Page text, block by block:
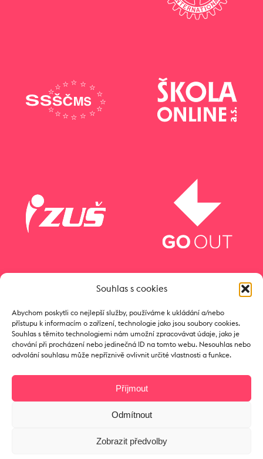
Souhlas s cookies
Abychom poskytli co nejlepší služby, používáme k ukládání a/nebo
přístupu k informacím o zařízení, technologie jako jsou soubory cookies.
Souhlas s těmito technologiemi nám umožní zpracovávat údaje, jako je
chování při procházení nebo jedinečná ID na tomto webu. Nesouhlas nebo
odvolání souhlasu může nepříznivě ovlivnit určité vlastnosti a funkce.
Příjmout
Odmítnout
Zobrazit předvolby